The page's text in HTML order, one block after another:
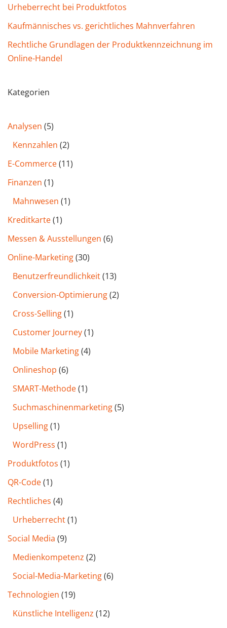
Urheberrecht bei Produktfotos
Kaufmännisches vs. gerichtliches Mahnverfahren
Rechtliche Grundlagen der Produktkennzeichnung im
Online-Handel
Kategorien
Analysen (5)
Kennzahlen (2)
E-Commerce(11)
Finanzen (1)
Mahnwesen (1)
Kreditkarte(1)
Messen & Ausstellungen (6)
Online-Marketing(30)
Benutzer­freund­lichkeit(13)
Conversion-Optimierung(2)
Cross-Selling(1)
Customer Journey(1)
Mobile Marketing(4)
Onlineshop (6)
SMART-Methode(1)
Such­maschinen­marketing(5)
Upselling(1)
WordPress (1)
Produktfotos (1)
QR-Code(1)
Rechtliches (4)
Urheberrecht(1)
Social Media (9)
Medienkompetenz (2)
Social-Media-Marketing(6)
Technologien (19)
Künstliche Intelligenz (12)